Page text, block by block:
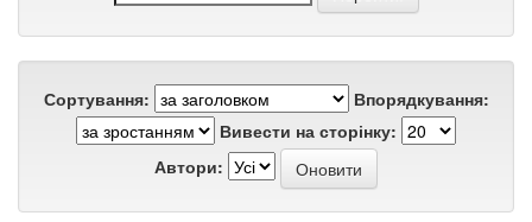
Сортування:
Впорядкування:
Вивести на сторінку:
Автори: